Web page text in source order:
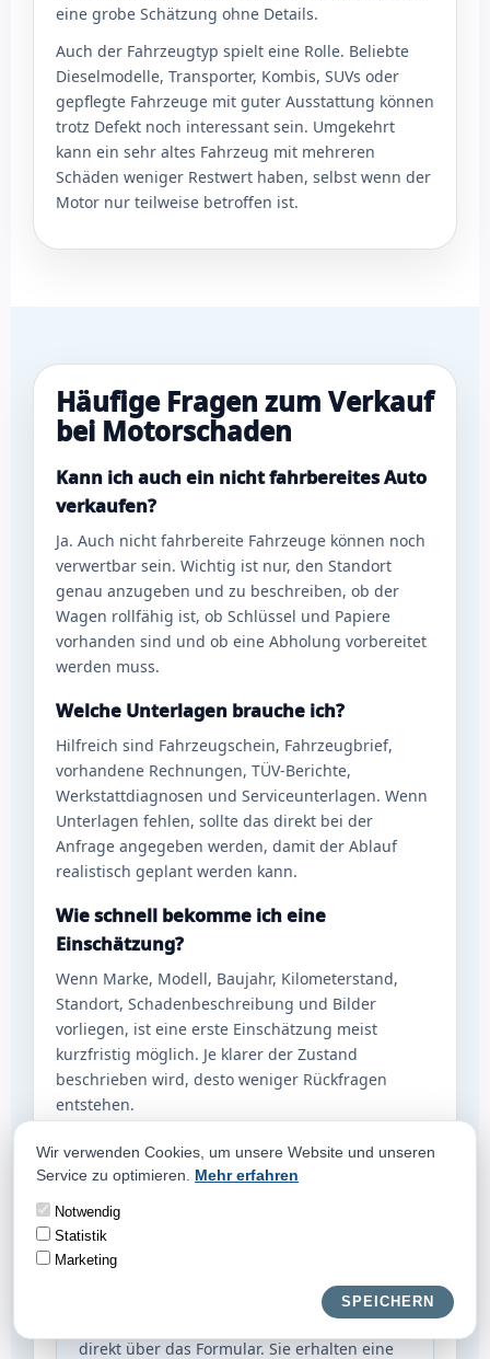
eine grobe Schätzung ohne Details.
Auch der Fahrzeugtyp spielt eine Rolle. Beliebte
Dieselmodelle, Transporter, Kombis, SUVs oder
gepflegte Fahrzeuge mit guter Ausstattung können
trotz Defekt noch interessant sein. Umgekehrt
kann ein sehr altes Fahrzeug mit mehreren
Schäden weniger Restwert haben, selbst wenn der
Motor nur teilweise betroffen ist.
Häufige Fragen zum Verkauf
bei Motorschaden
Kann ich auch ein nicht fahrbereites Auto
verkaufen?
Ja. Auch nicht fahrbereite Fahrzeuge können noch
verwertbar sein. Wichtig ist nur, den Standort
genau anzugeben und zu beschreiben, ob der
Wagen rollfähig ist, ob Schlüssel und Papiere
vorhanden sind und ob eine Abholung vorbereitet
werden muss.
Welche Unterlagen brauche ich?
Hilfreich sind Fahrzeugschein, Fahrzeugbrief,
vorhandene Rechnungen, TÜV-Berichte,
Werkstattdiagnosen und Serviceunterlagen. Wenn
Unterlagen fehlen, sollte das direkt bei der
Anfrage angegeben werden, damit der Ablauf
realistisch geplant werden kann.
Wie schnell bekomme ich eine
Einschätzung?
Wenn Marke, Modell, Baujahr, Kilometerstand,
Standort, Schadenbeschreibung und Bilder
vorliegen, ist eine erste Einschätzung meist
kurzfristig möglich. Je klarer der Zustand
beschrieben wird, desto weniger Rückfragen
entstehen.
Weitere Hilfe bieten die Seiten
Defektes Auto
verkaufen, Was ist mein Auto noch wert?
Auto mit Motorschaden verkaufen und
Senden Sie die wichtigsten Fahrzeugdaten
direkt über das Formular. Sie erhalten eine
Wir verwenden Cookies, um unsere Website und unseren
Service zu optimieren. Mehr erfahren
Notwendig
Statistik
Marketing
SPEICHERN